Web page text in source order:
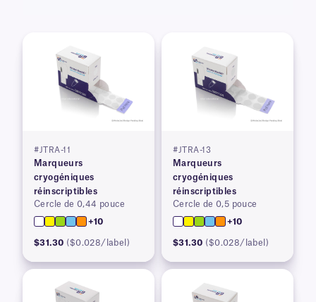
#JTRA-11
Marqueurs
cryogéniques
réinscriptibles
Cercle de 0,44 pouce
+10
$31.30 ($0.028/label)
#JTRA-13
Marqueurs
cryogéniques
réinscriptibles
Cercle de 0,5 pouce
+10
$31.30 ($0.028/label)